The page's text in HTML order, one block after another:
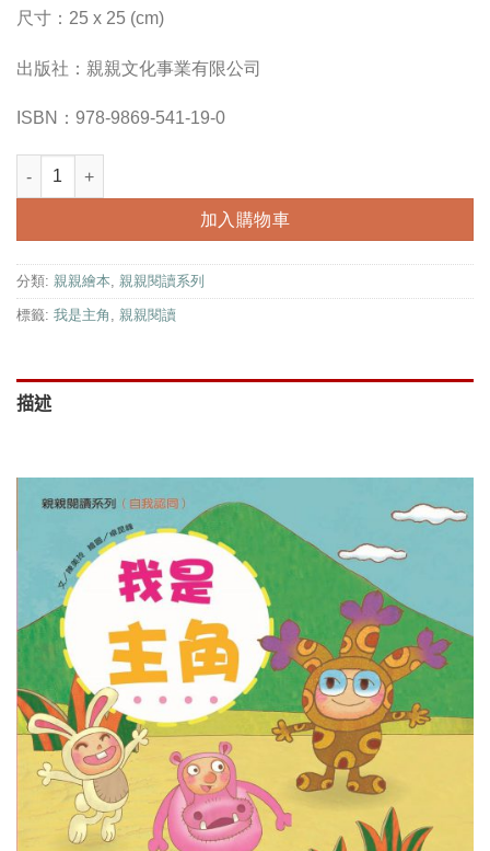
NT$280。
尺寸：25 x 25 (cm)
出版社：親親文化事業有限公司
ISBN：978-9869-541-19-0
親親閱讀系列--我是主角 數量
加入購物車
分類: 親親繪本, 親親閱讀系列
標籤: 我是主角 , 親親閱讀
描述